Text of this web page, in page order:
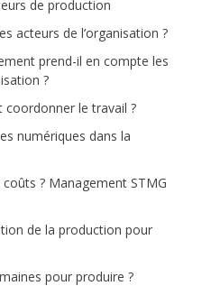
de production
acteurs de l’organisation ?
prend-il en compte les
?
le travail ?
numériques dans la
? Management STMG
de la production pour
pour produire ?